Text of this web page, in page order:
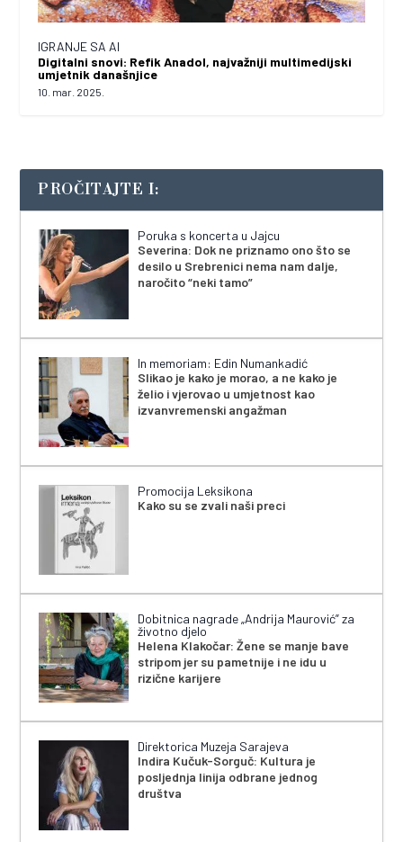
IGRANJE SA AI
Digitalni snovi: Refik Anadol, najvažniji multimedijski
umjetnik današnjice
10. mar. 2025.
PROČITAJTE I:
Poruka s koncerta u Jajcu
Severina: Dok ne priznamo ono što se
desilo u Srebrenici nema nam dalje,
naročito “neki tamo”
In memoriam: Edin Numankadić
Slikao je kako je morao, a ne kako je
želio i vjerovao u umjetnost kao
izvanvremenski angažman
Promocija Leksikona
Kako su se zvali naši preci
Dobitnica nagrade „Andrija Maurović” za
životno djelo
Helena Klakočar: Žene se manje bave
stripom jer su pametnije i ne idu u
rizične karijere
Direktorica Muzeja Sarajeva
Indira Kučuk-Sorguč: Kultura je
posljednja linija odbrane jednog
društva